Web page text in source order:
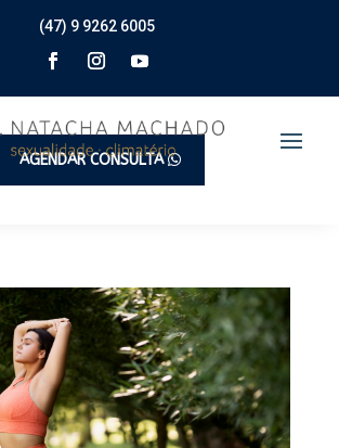
(47) 9 9262 6005
AGENDAR CONSULTA